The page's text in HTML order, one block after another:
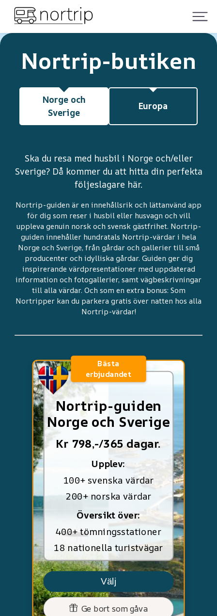
Nortrip-butiken
Norge och
Sverige
Europa
Ska du resa med husbil i Norge och/eller
Sverige? Då kommer du att hitta din perfekta
följeslagare här.
Nortrip-guiden är en innehållsrik och lättanvänd app
för dig som reser i husbil eller husvagn och vill
uppleva genuin norsk och svensk gästfrihet. Nortrip-
guiden innehåller hundratals Nortrip-värdar i hela
Norge och Sverige, från gårdar och gallerier till små
producenter och idylliska gårdar. Guiden ger dig
inspirerande värdpresentationer med uppdaterad
information och fotogallerier, samt vägbeskrivningar
till alla värdar. Och som en extra bonus: Som
Nortripper kan du parkera gratis över natten hos alla
Nortrip-värdar!
Bästa
erbjudandet
Nortrip-guiden
Norge och Sverige
Kr 798,-/365 dagar.
Upplev:
100+ svenska värdar
200+ norska värdar
Översikt över:
400+ tömningsstationer
18 nationella turistvägar
Välj
Ge bort som gåva